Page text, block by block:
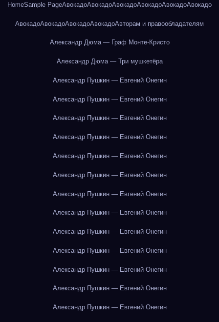
HomeSample PageАвокадоАвокадоАвокадоАвокадоАвокадоАвокадо
АвокадоАвокадоАвокадоАвокадоАвторам и правообладателям
Александр Дюма — Граф Монте-Кристо
Александр Дюма — Три мушкетёра
Александр Пушкин — Евгений Онегин
Александр Пушкин — Евгений Онегин
Александр Пушкин — Евгений Онегин
Александр Пушкин — Евгений Онегин
Александр Пушкин — Евгений Онегин
Александр Пушкин — Евгений Онегин
Александр Пушкин — Евгений Онегин
Александр Пушкин — Евгений Онегин
Александр Пушкин — Евгений Онегин
Александр Пушкин — Евгений Онегин
Александр Пушкин — Евгений Онегин
Александр Пушкин — Евгений Онегин
Александр Пушкин — Евгений Онегин